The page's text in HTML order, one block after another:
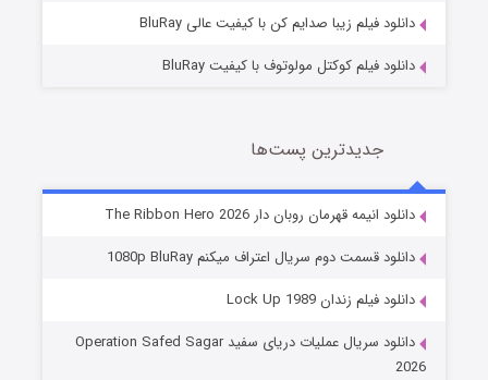
شوهر
دانلود فیلم زیبا صدایم کن با کیفیت عالی BluRay
دانلود فیلم کوکتل مولوتوف با کیفیت BluRay
جدیدترین پست‌ها
دانلود انیمه قهرمان روبان دار The Ribbon Hero 2026
دانلود قسمت دوم سریال اعتراف میکنم 1080p BluRay
دانلود فیلم زندان Lock Up 1989
دانلود سریال عملیات دریای سفید Operation Safed Sagar
2026